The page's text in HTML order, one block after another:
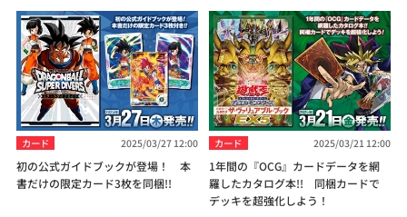
カード 2025/03/27 12:00
初の公式ガイドブックが登場！ 本
書だけの限定カード3枚を同梱!!
カード 2025/03/21 12:00
1年間の『OCG』カードデータを網
羅したカタログ本!! 同梱カードで
デッキを超強化しよう！